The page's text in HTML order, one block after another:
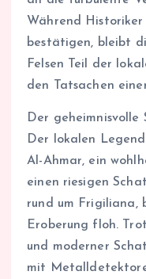
Während
bestätigen, bleibt
Felsen Teil der
den Tatsachen
Der geheimnisvolle
Der lokalen
Al-Ahmar, ein
einen riesigen
rund um Frigiliana,
Eroberung floh.
und moderner
mit